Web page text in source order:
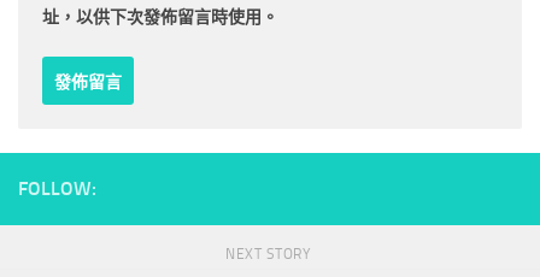
址，以供下次發佈留言時使用。
FOLLOW:
NEXT STORY